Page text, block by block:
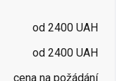
od 2400 UAH
od 2400 UAH
cena na požádání